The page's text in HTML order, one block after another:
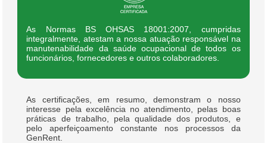
As Normas BS OHSAS 18001:2007, cumpridas
integralmente, atestam a nossa atuação responsável na
manutenabilidade da saúde ocupacional de todos os
funcionários, fornecedores e outros colaboradores.
As certificações, em resumo, demonstram o nosso
interesse pela excelência no atendimento, pelas boas
práticas de trabalho, pela qualidade dos produtos, e
pelo aperfeiçoamento constante nos processos da
GenRent.